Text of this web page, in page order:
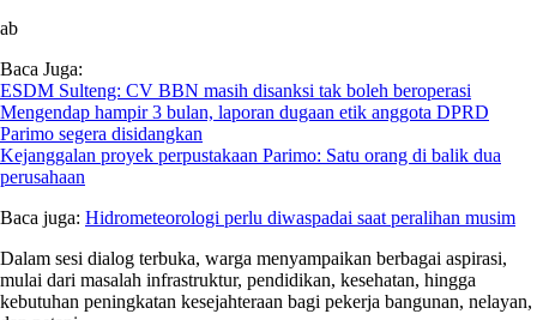
ab
Baca Juga:
ESDM Sulteng: CV BBN masih disanksi tak boleh beroperasi
Mengendap hampir 3 bulan, laporan dugaan etik anggota DPRD
Parimo segera disidangkan
Kejanggalan proyek perpustakaan Parimo: Satu orang di balik dua
perusahaan
Baca juga: Hidrometeorologi perlu diwaspadai saat peralihan musim
Dalam sesi dialog terbuka, warga menyampaikan berbagai aspirasi,
mulai dari masalah infrastruktur, pendidikan, kesehatan, hingga
kebutuhan peningkatan kesejahteraan bagi pekerja bangunan, nelayan,